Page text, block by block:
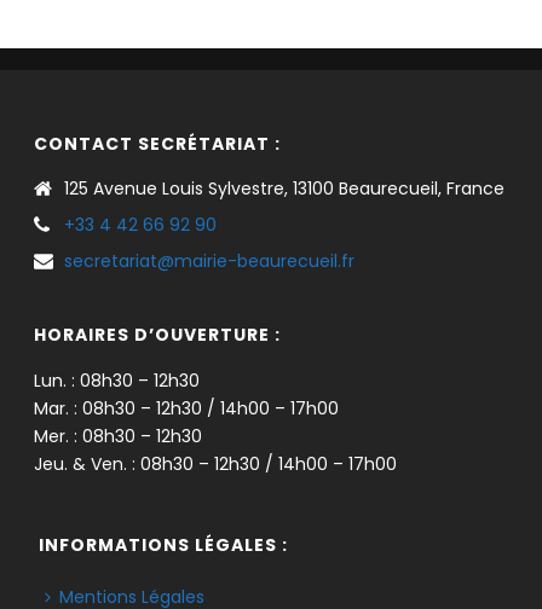
CONTACT SECRÉTARIAT :
125 Avenue Louis Sylvestre, 13100 Beaurecueil, France
+33 4 42 66 92 90
secretariat@mairie-beaurecueil.fr
HORAIRES D’OUVERTURE :
Lun. : 08h30 – 12h30
Mar. : 08h30 – 12h30 / 14h00 – 17h00
Mer. : 08h30 – 12h30
Jeu. & Ven. : 08h30 – 12h30 / 14h00 – 17h00
INFORMATIONS LÉGALES :
Mentions Légales